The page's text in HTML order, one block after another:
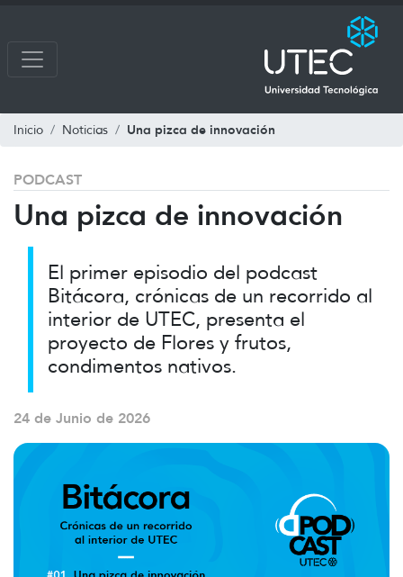
Inicio Noticias Una pizca de innovación
PODCAST
Una pizca de innovación
El primer episodio del podcast
Bitácora, crónicas de un recorrido al
interior de UTEC, presenta el
proyecto de Flores y frutos,
condimentos nativos.
24 de Junio de 2026